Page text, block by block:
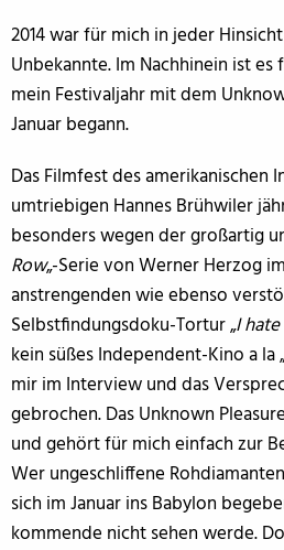
2014 war für mich in jeder
Unbekannte. Im Nachhinein ist es
mein Festivaljahr mit dem
Januar begann.
Das Filmfest des amerikanischen
umtriebigen Hannes Brühwiler
besonders wegen der großartig
Row„-Serie von Werner Herzog
anstrengenden wie ebenso
Selbstfindungsdoku-Tortur „I
kein süßes Independent-Kino a la „
mir im Interview und das
gebrochen. Das Unknown
und gehört für mich einfach zur
Wer ungeschliffene
sich im Januar ins Babylon
kommende nicht sehen werde.